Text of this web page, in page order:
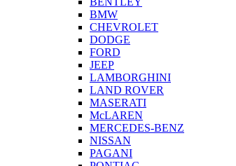
BMW
CHEVROLET
DODGE
FORD
JEEP
LAMBORGHINI
LAND ROVER
MASERATI
McLAREN
MERCEDES-BENZ
NISSAN
PAGANI